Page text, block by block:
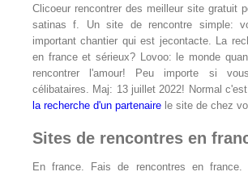
Clicoeur rencontrer des meilleur site gratuit
satinas f. Un site de rencontre simple:
important chantier qui est jecontacte. La
en france et sérieux? Lovoo: le monde
rencontrer l'amour! Peu importe si
célibataires. Maj: 13 juillet 2022! Normal
la recherche d'un partenaire le site de chez
Sites de rencontres en
En france. Fais de rencontres en france.